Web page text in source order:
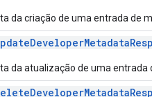
da criação de uma entrada de
da atualização de uma entrada